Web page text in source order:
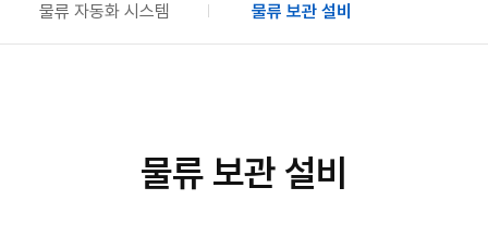
물류 자동화 시스템 물류 보관 설비
물류 보관 설비